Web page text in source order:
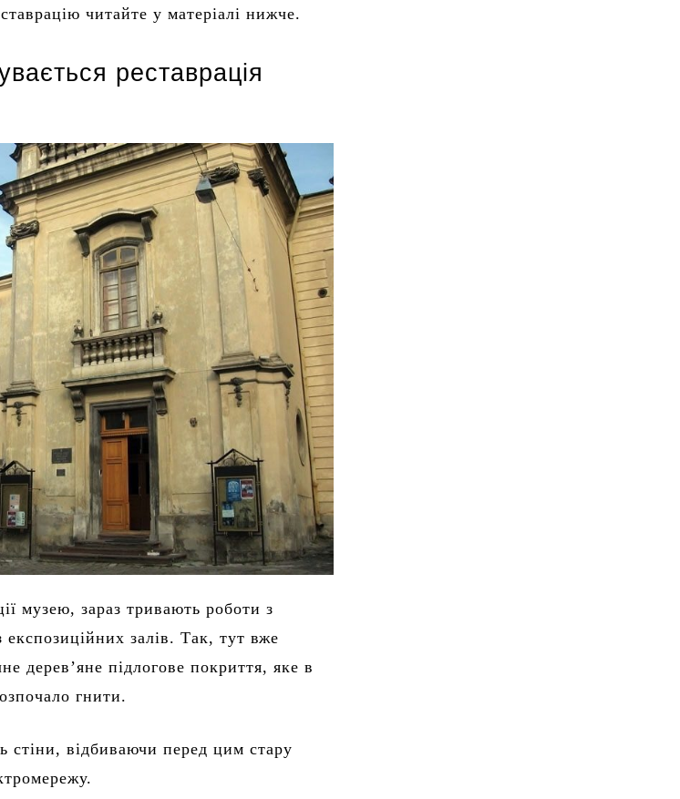
читайте у матеріалі нижче.
реставрація
музею, зараз тривають роботи з
залів. Так, тут вже
дерев’яне підлогове покриття, яке в
гнити.
стіни, відбиваючи перед цим стару